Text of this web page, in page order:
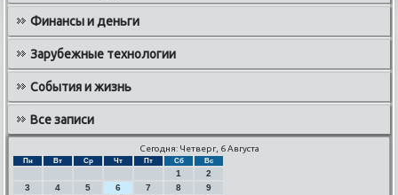
Финансы и деньги
Зарубежные технологии
События и жизнь
Все записи
Сегодня: Четверг, 6 Августа
Пн Вт Ср Чт Пт Сб Вс
1
2
3
4 5 6 7 8
9